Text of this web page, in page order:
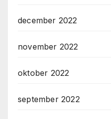
december 2022
november 2022
oktober 2022
september 2022